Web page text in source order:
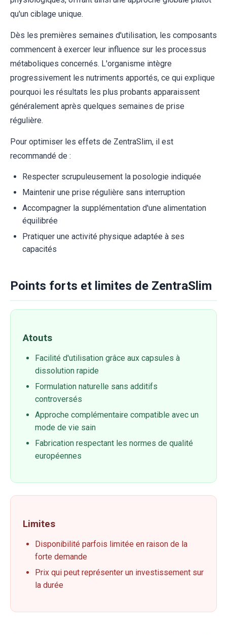
qu'un ciblage unique.
Dès les premières semaines d'utilisation, les composants
commencent à exercer leur influence sur les processus
métaboliques concernés. L'organisme intègre
progressivement les nutriments apportés, ce qui explique
pourquoi les résultats les plus probants apparaissent
généralement après quelques semaines de prise
régulière.
Pour optimiser les effets de ZentraSlim, il est
recommandé de :
Respecter scrupuleusement la posologie indiquée
Maintenir une prise régulière sans interruption
Accompagner la supplémentation d'une alimentation
équilibrée
Pratiquer une activité physique adaptée à ses
capacités
Points forts et limites de ZentraSlim
Atouts
Facilité d'utilisation grâce aux capsules à
dissolution rapide
Formulation naturelle sans additifs
controversés
Approche complémentaire compatible avec un
mode de vie sain
Fabrication respectant les normes de qualité
européennes
Limites
Disponibilité parfois limitée en raison de la
forte demande
Prix qui peut représenter un investissement sur
la durée